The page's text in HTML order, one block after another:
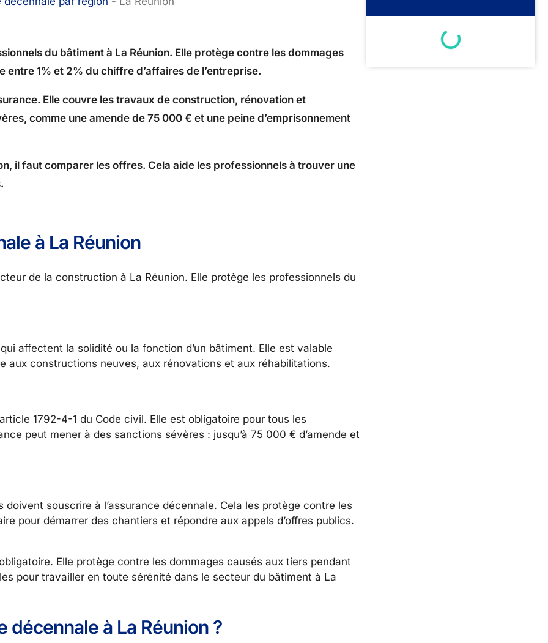
du bâtiment à La Réunion. Elle protège contre les dommages
1% et 2% du chiffre d’affaires de l’entreprise.
Elle couvre les travaux de construction, rénovation et
comme une amende de 75 000 € et une peine d’emprisonnement
il faut comparer les offres. Cela aide les professionnels à trouver une
à La Réunion
de la construction à La Réunion. Elle protège les professionnels du
affectent la solidité ou la fonction d’un bâtiment. Elle est valable
aux constructions neuves, aux rénovations et aux réhabilitations.
1792-4-1 du Code civil. Elle est obligatoire pour tous les
peut mener à des sanctions sévères : jusqu’à 75 000 € d’amende et
souscrire à l’assurance décennale. Cela les protège contre les
pour démarrer des chantiers et répondre aux appels d’offres publics.
Elle protège contre les dommages causés aux tiers pendant
pour travailler en toute sérénité dans le secteur du bâtiment à La
décennale à La Réunion ?